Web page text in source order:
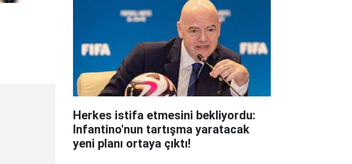
Herkes istifa etmesini bekliyordu:
Infantino'nun tartışma yaratacak
yeni planı ortaya çıktı!